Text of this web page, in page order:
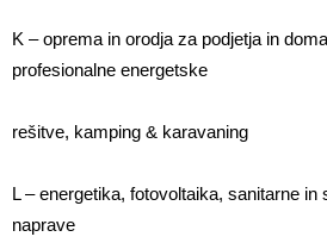
K – oprema in orodja za podjetja in
profesionalne energetske
rešitve, kamping & karavaning
L – energetika, fotovoltaika, sanitarne in
naprave